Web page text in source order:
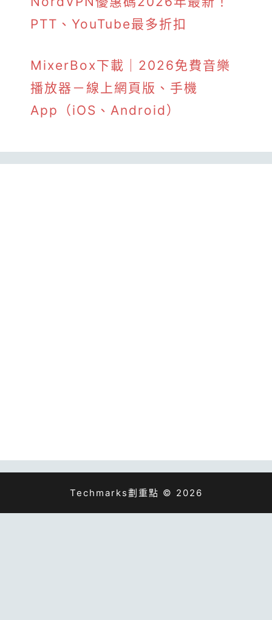
PTT、YouTube最多折扣
MixerBox下載｜2026免費音樂
播放器－線上網頁版、手機
App（iOS、Android）
Techmarks劃重點 © 2026